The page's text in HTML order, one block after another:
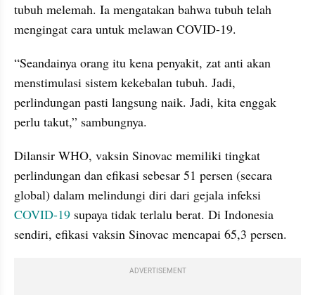
tubuh melemah. Ia mengatakan bahwa tubuh telah
mengingat cara untuk melawan COVID-19.
“Seandainya orang itu kena penyakit, zat anti akan
menstimulasi sistem kekebalan tubuh. Jadi,
perlindungan pasti langsung naik. Jadi, kita enggak
perlu takut,” sambungnya.
Dilansir WHO, vaksin Sinovac memiliki tingkat
perlindungan dan efikasi sebesar 51 persen (secara
COVID-19 supaya tidak terlalu berat. Di Indonesia
sendiri, efikasi vaksin Sinovac mencapai 65,3 persen.
ADVERTISEMENT